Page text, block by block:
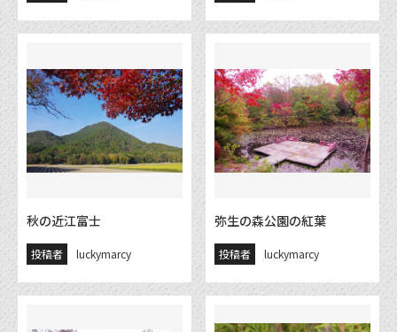
秋の近江富士
投稿者 luckymarcy
弥生の森公園の紅葉
投稿者 luckymarcy